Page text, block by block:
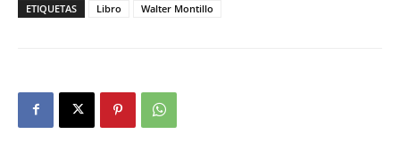
ETIQUETAS Libro Walter Montillo